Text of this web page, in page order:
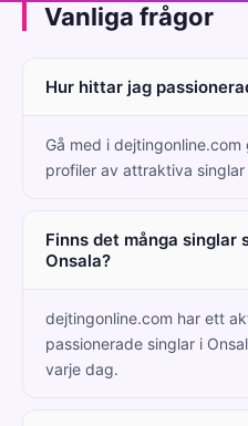
Vanliga frågor
Hur hittar jag
Gå med i
profiler av attraktiva singlar
Finns det många singlar
Onsala?
dejtingonline.com har ett
passionerade singlar i
varje dag.